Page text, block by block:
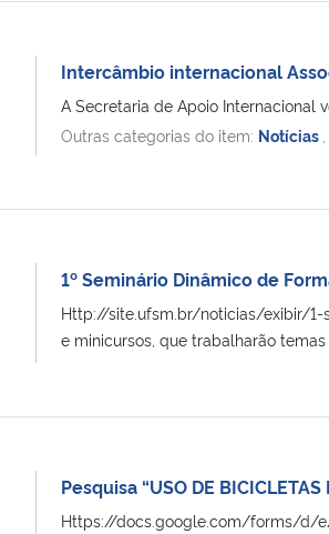
Intercâmbio internacional
A Secretaria de Apoio Internacional
Outras categorias do item: Notícias
1º Seminário Dinâmico de
Http://site.ufsm.br/noticias/exibir/1-
e minicursos, que trabalharão
Pesquisa “USO DE
Https://docs.google.com/forms/d/e/